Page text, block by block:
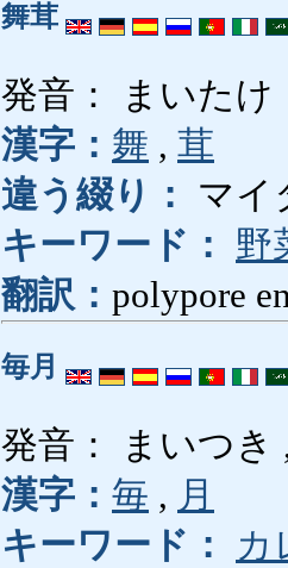
舞茸
発音： まいたけ
漢字： 舞 , 茸
違う綴り：
マイ
キーワード：
野
翻訳： polypore
毎月
発音： まいつき
漢字： 毎 , 月
キーワード：
カ